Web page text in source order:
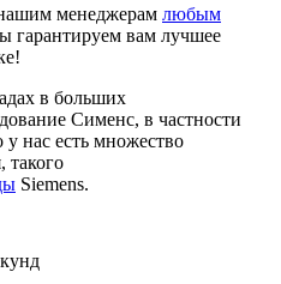
менеджерам любым
гарантируем вам лучшее
в больших
Сименс, в частности
у нас есть множество
такого
Siemens.